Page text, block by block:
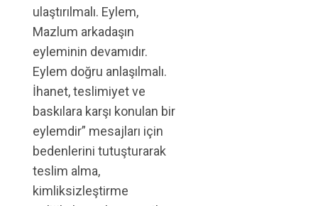
ulaştırılmalı. Eylem,
Mazlum arkadaşın
eyleminin devamıdır.
Eylem doğru anlaşılmalı.
İhanet, teslimiyet ve
baskılara karşı konulan bir
eylemdir” mesajları için
bedenlerini tutuşturarak
teslim alma,
kimliksizleştirme